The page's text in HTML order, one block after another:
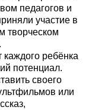
педагогов и
участие в
творческом
каждого ребёнка
потенциал.
своего
или